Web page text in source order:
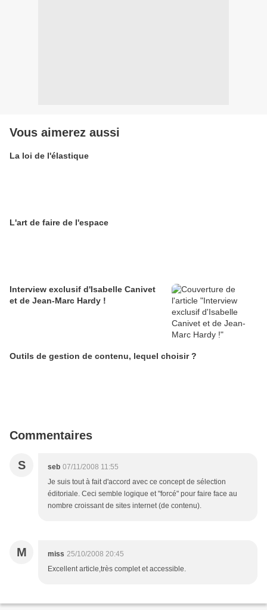
Vous aimerez aussi
La loi de l'élastique
L'art de faire de l'espace
Interview exclusif d'Isabelle Canivet
et de Jean-Marc Hardy !
Outils de gestion de contenu, lequel choisir ?
Commentaires
S seb 07/11/2008 11:55
Je suis tout à fait d'accord avec ce concept de sélection
éditoriale. Ceci semble logique et "forcé" pour faire face au
nombre croissant de sites internet (de contenu).
M miss 25/10/2008 20:45
Excellent article,très complet et accessible.